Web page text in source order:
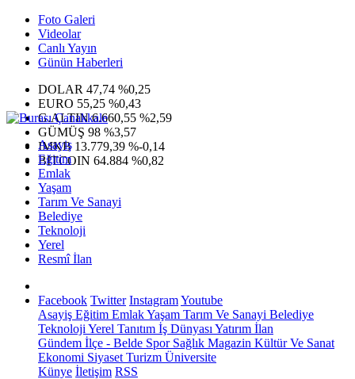
Foto Galeri
Videolar
Canlı Yayın
Günün Haberleri
DOLAR 47,74 %0,25
EURO 55,25 %0,43
G.ALTIN6.660,55 %2,59
GÜMÜŞ 98 %3,57
IMKB 13.779,39 %-0,14
BITCOIN 64.884 %0,82
Asayiş
Eğitim
Emlak
Yaşam
Tarım Ve Sanayi
Belediye
Teknoloji
Yerel
Resmî İlan
Facebook Twitter InstagramYoutube
Asayiş Eğitim EmlakYaşam Tarım Ve Sanayi Belediye
Teknoloji Yerel Tanıtım İş Dünyası Yatırım İlan
Gündem İlçe - Belde SporSağlık Magazin Kültür Ve Sanat
Ekonomi Siyaset Turizm Üniversite
Künye İletişim RSS